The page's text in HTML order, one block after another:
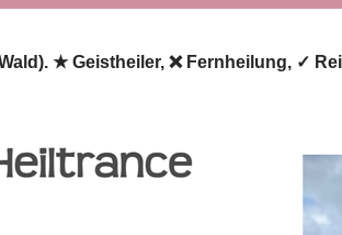
★ Geistheiler, ❌ Fernheilung, ✓